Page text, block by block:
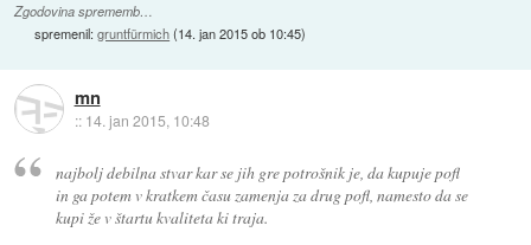
Zgodovina sprememb…
spremenil:gruntfürmich(14. jan 2015 ob 10:45)
mn
:: 14. jan 2015, 10:48
najbolj debilna stvar kar se jih gre potrošnik je, da kupuje pofl
in ga potem v kratkem času zamenja za drug pofl, namesto da se
kupi že v štartu kvaliteta ki traja.